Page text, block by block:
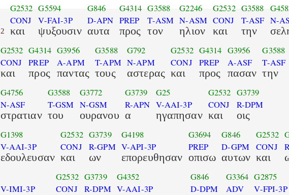
2
G2532
CONJ
και
G5594
V-FAI-3P
ψυξουσιν
G846
D-APN
αυτα
G4314
PREP
προς
G3588
T-ASM
τον
G2246
N-ASM
ηλιον
G2532
CONJ
και
G3588
T-ASF
την
N-
G2532
CONJ
και
G4314
PREP
προς
G3956
A-APM
παντας
G3588
T-APM
τους
G792
N-APM
αστερας
G2532
CONJ
και
G4314
PREP
προς
G3956
A-ASF
πασαν
G3588
T-ASF
την
G4756
N-ASF
στρατιαν
G3588
T-GSM
του
G3772
N-GSM
ουρανου
G3739
R-APN
α
G25
V-AAI-3P
ηγαπησαν
G2532
CONJ
και
G3739
R-DPM
οις
G1398
V-AAI-3P
εδουλευσαν
G2532
CONJ
και
G3739
R-GPM
ων
G4198
V-API-3P
επορευθησαν
G3694
PREP
οπισω
G846
D-GPM
αυτων
G2532
CONJ
και
V-IMI-3P
G2532
CONJ
G3739
R-DPM
G4352
V-AAI-3P
G846
D-DPM
G3364
ADV
G2875
V-FPI-3P